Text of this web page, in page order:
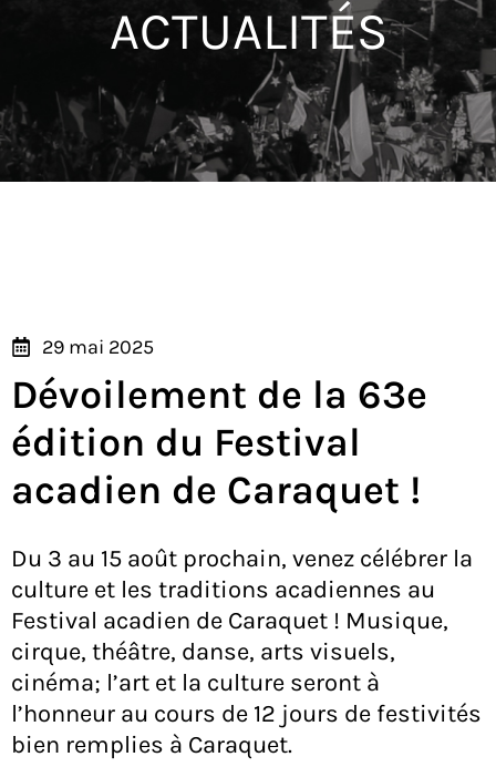
ACTUALITÉS
29 mai 2025
Dévoilement de la 63e
édition du Festival
acadien de Caraquet !
Du 3 au 15 août prochain, venez célébrer la
culture et les traditions acadiennes au
Festival acadien de Caraquet ! Musique,
cirque, théâtre, danse, arts visuels,
cinéma; l’art et la culture seront à
l’honneur au cours de 12 jours de festivités
bien remplies à Caraquet.